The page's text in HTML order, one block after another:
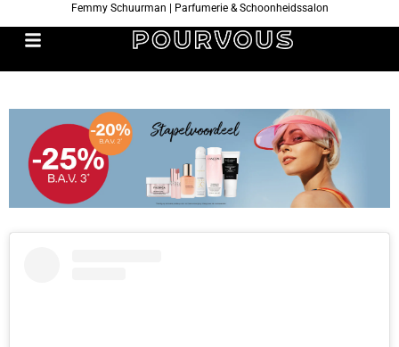
Femmy Schuurman | Parfumerie & Schoonheidssalon